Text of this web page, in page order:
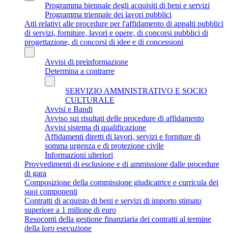
Programma biennale degli acquisiti di beni e servizi
Programma triennale dei lavori pubblici
Atti relativi alle procedure per l'affidamento di appalti pubblici
di servizi, forniture, lavori e opere, di concorsi pubblici di
progettazione, di concorsi di idee e di concessioni
Avvisi di preinformazione
Determina a contrarre
SERVIZIO AMMNISTRATIVO E SOCIO
CULTURALE
Avvisi e Bandi
Avviso sui risultati delle procedure di affidamento
Avvisi sistema di qualificazione
Affidamenti diretti di lavori, servizi e forniture di
somma urgenza e di protezione civile
Informazioni ulteriori
Provvedimenti di esclusione e di ammissione dalle procedure
di gara
Composizione della commissione giudicatrice e curricula dei
suoi componenti
Contratti di acquisto di beni e servizi di importo stimato
superiore a 1 milione di euro
Resoconti della gestione finanziaria dei contratti al termine
della loro esecuzione